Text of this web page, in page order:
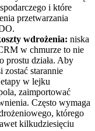
i które
przetwarzania
wdrożenia: niska
w chmurze to nie
prostu działa. Aby
zostać starannie
w lejku
zaimportować
Często wymaga
którego
kilkudziesięciu